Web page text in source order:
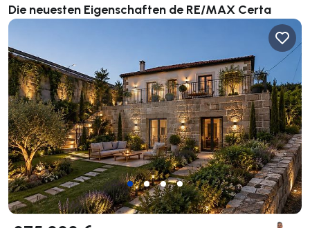
Die neuesten Eigenschaften de RE/MAX Certa